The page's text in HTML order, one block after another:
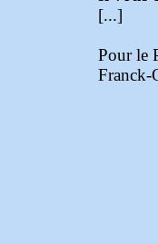
[...]
Pour le
Franck-